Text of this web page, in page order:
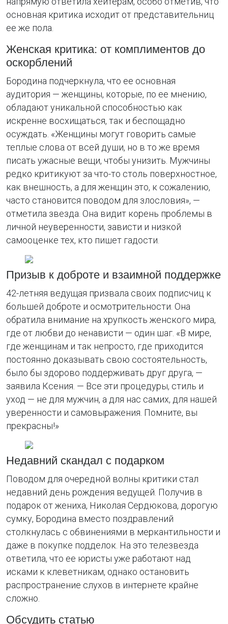
основная критика исходит от представительниц
ее же пола.
Женская критика: от комплиментов до
оскорблений
Бородина подчеркнула, что ее основная
аудитория — женщины, которые, по ее мнению,
обладают уникальной способностью как
искренне восхищаться, так и беспощадно
осуждать. «Женщины могут говорить самые
теплые слова от всей души, но в то же время
писать ужасные вещи, чтобы унизить. Мужчины
редко критикуют за что-то столь поверхностное,
как внешность, а для женщин это, к сожалению,
часто становится поводом для злословия», —
отметила звезда. Она видит корень проблемы в
личной неуверенности, зависти и низкой
самооценке тех, кто пишет гадости.
Призыв к доброте и взаимной поддержке
42-летняя ведущая призвала своих подписчиц к
большей доброте и осмотрительности. Она
обратила внимание на хрупкость женского мира,
где от любви до ненависти — один шаг. «В мире,
где женщинам и так непросто, где приходится
постоянно доказывать свою состоятельность,
было бы здорово поддерживать друг друга, —
заявила Ксения. — Все эти процедуры, стиль и
уход — не для мужчин, а для нас самих, для нашей
уверенности и самовыражения. Помните, вы
прекрасны!»
Недавний скандал с подарком
Поводом для очередной волны критики стал
недавний день рождения ведущей. Получив в
подарок от жениха, Николая Сердюкова, дорогую
сумку, Бородина вместо поздравлений
столкнулась с обвинениями в меркантильности и
даже в покупке подделок. На это телезвезда
ответила, что ее юристы уже работают над
исками к клеветникам, однако остановить
распространение слухов в интернете крайне
сложно.
Обсудить статью